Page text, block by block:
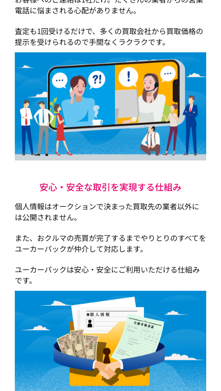
電話に悩まされる心配がありません。
査定も1回受けるだけで、多くの買取会社から買取価格の
提示を受けられるので手間なくラクラクです。
安心・安全な取引を実現する仕組み
個人情報はオークションで決まった買取先の業者以外に
は公開されません。
また、おクルマの売買が完了するまでやりとりのすべてを
ユーカーパックが仲介して対応します。
ユーカーパックは安心・安全にご利用いただける仕組み
です。